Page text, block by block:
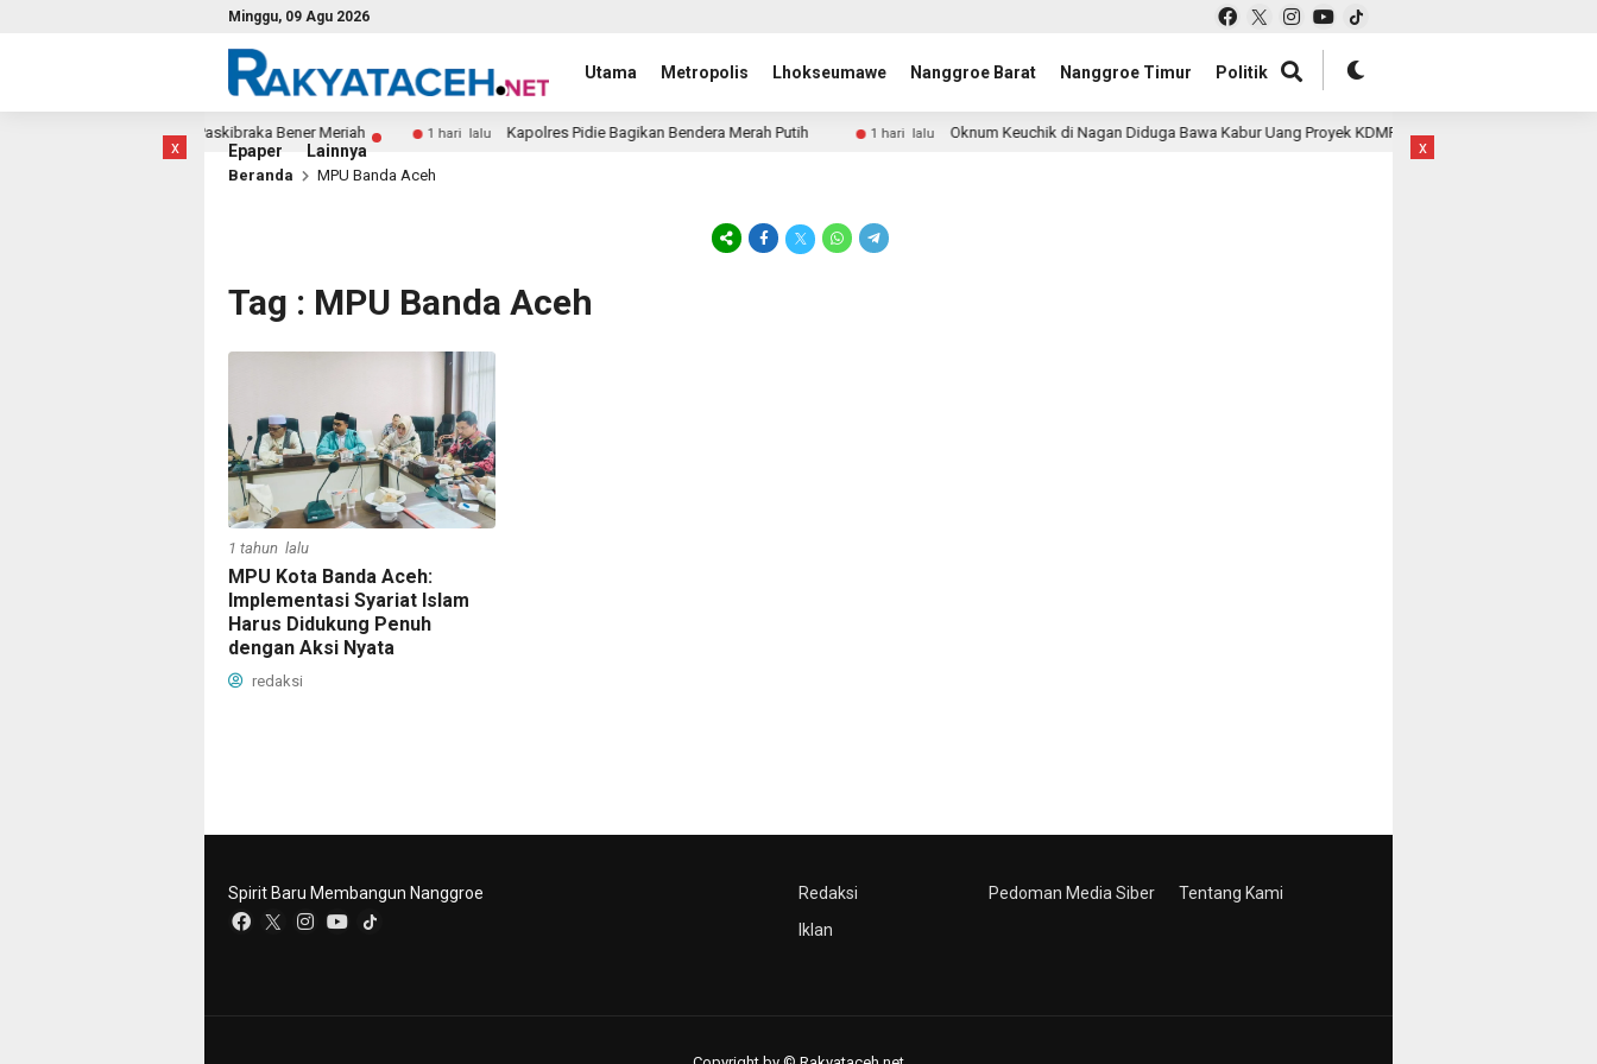
Minggu, 09 Agu 2026
Utama Metropolis Lhokseumawe Nanggroe Barat Nanggroe Timur Politik
Epaper Lainnya
x
Pembinaan Calon Paskibraka Bener Meriah 1 hari lalu Kapolres Pidie Bagikan Bendera Merah Putih 1 hari lalu Oknum Keuchik di Nagan Diduga Bawa Kabur Uang Proyek KDMP
Beranda MPU Banda Aceh
Tag : MPU Banda Aceh
1 tahun lalu
MPU Kota Banda Aceh:
Implementasi Syariat Islam
Harus Didukung Penuh
dengan Aksi Nyata
redaksi
x
Redaksi
Iklan
Pedoman Media Siber Tentang Kami
Spirit Baru Membangun Nanggroe